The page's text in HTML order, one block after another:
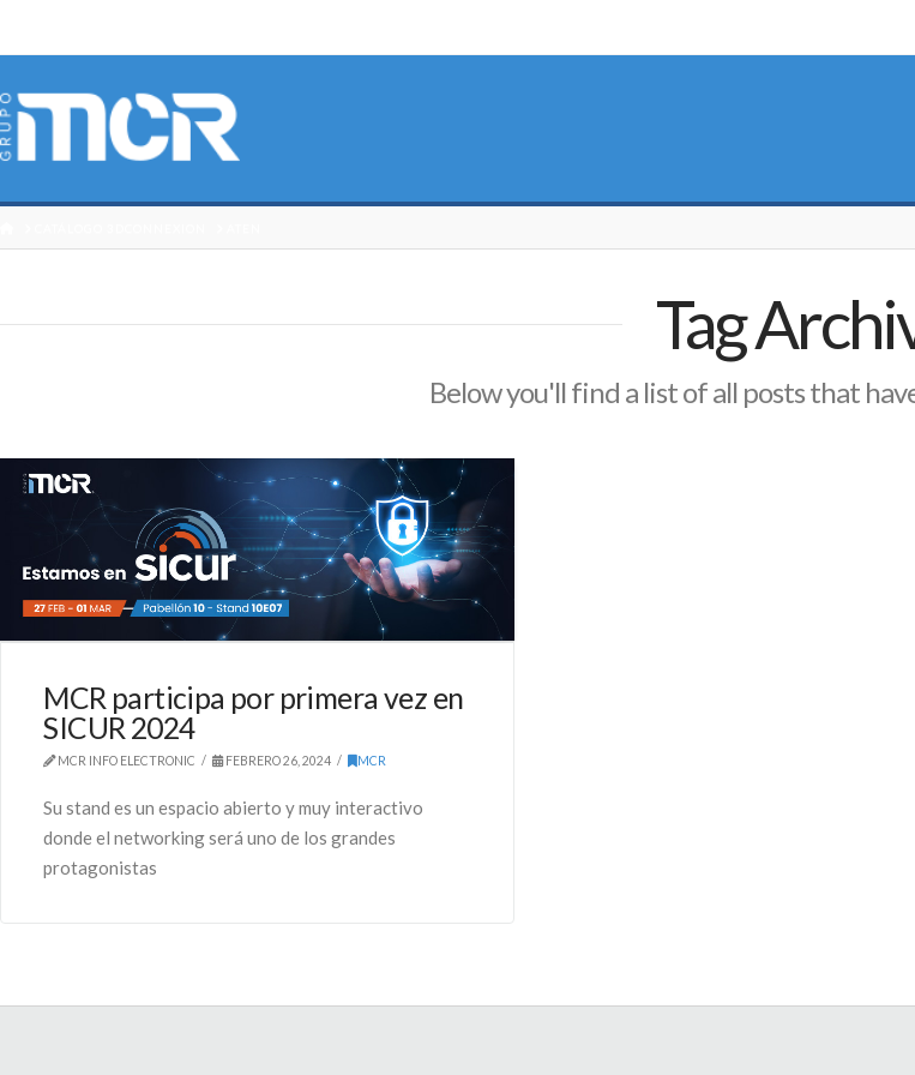
Tag
Below you'll find a list of all posts that
MCR participa por primera vez en
SICUR 2024
MCR INFO ELECTRONIC FEBRERO 26, 2024 MCR
Su stand es un espacio abierto y muy interactivo
donde el networking será uno de los grandes
protagonistas